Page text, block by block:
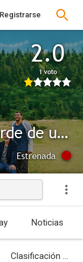
2.0
1 voto
Hombres al borde de un ataque de nervios
Estrenada
Noticias
Clasificación por edades